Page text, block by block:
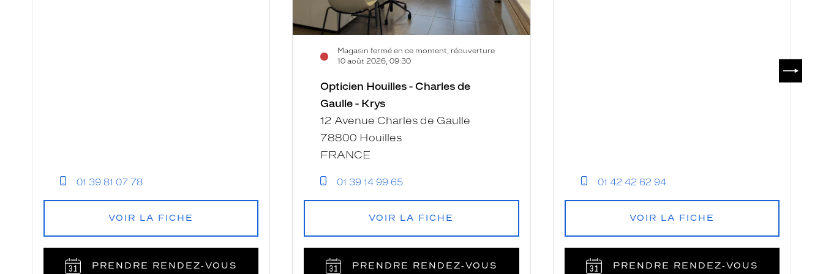
01 39 81 07 78
VOIR LA FICHE
PRENDRE RENDEZ‑VOUS
Magasin fermé en ce moment, réouverture
10 août 2026, 09:30
Opticien Houilles - Charles de
Gaulle - Krys
12 Avenue Charles de Gaulle
78800 Houilles
FRANCE
01 39 14 99 65
VOIR LA FICHE
PRENDRE RENDEZ‑VOUS
01 42 42 62 94
VOIR LA FICHE
PRENDRE RENDEZ‑VOUS